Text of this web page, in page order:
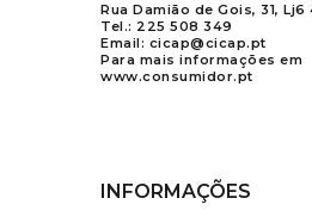
Rua Damião de Gois, 31,
Tel.: 225 508 349
Email: cicap@cicap.pt
Para mais informações em
www.consumidor.pt
INFORMAÇÕES